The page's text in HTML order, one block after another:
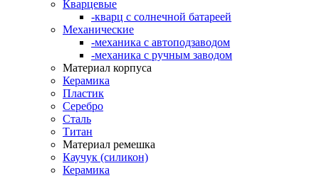
Кварцевые
-кварц с солнечной батареей
Механические
-механика с автоподзаводом
-механика с ручным заводом
Материал корпуса
Керамика
Пластик
Серебро
Сталь
Титан
Материал ремешка
Каучук (силикон)
Керамика